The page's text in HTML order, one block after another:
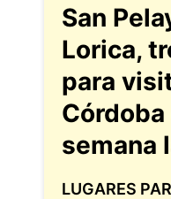
San
Lorica,
para
semana
LUGARES